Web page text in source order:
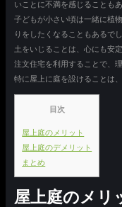
いことに不満を感じることもあ
子どもが小さい頃は一緒に植
りをしたくなることもあるでし
土をいじることは、心にも安
注文住宅を利用することで、
特に屋上に庭を設けることは
目次
屋上庭のメリット
屋上庭のデメリット
まとめ
屋上庭のメリ